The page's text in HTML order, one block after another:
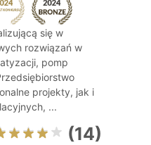
się w
rozwiązań w
pomp
projekty, jak i
...
(14)